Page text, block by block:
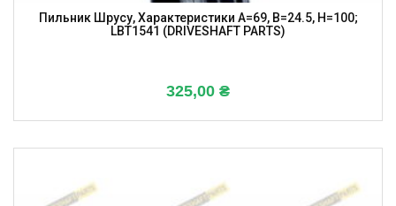
Пильник Шрусу, Характеристики A=69, B=24.5, H=100;
LBT1541 (DRIVESHAFT PARTS)
325,00 ₴